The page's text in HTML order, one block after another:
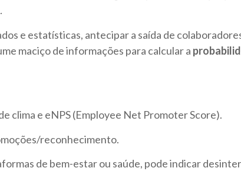
.
e estatísticas, antecipar a saída de
maciço de informações para calcular a
clima e eNPS (Employee Net Promoter Score).
reconhecimento.
de bem-estar ou saúde, pode indicar